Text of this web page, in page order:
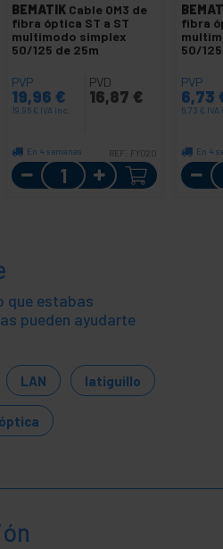
BEMATIK Cable OM3 de
fibra óptica ST a ST
multimodo simplex
50/125 de 25m
PVP
19,96 €
19,96 € IVA inc.
PVD
16,87 €
En 4 semanas REF: FY020
Cantidad
fibra
50/
PVP
6,73
6,73 €
En 4
que estabas
pueden ayudarte
LAN latiguillo
óptica